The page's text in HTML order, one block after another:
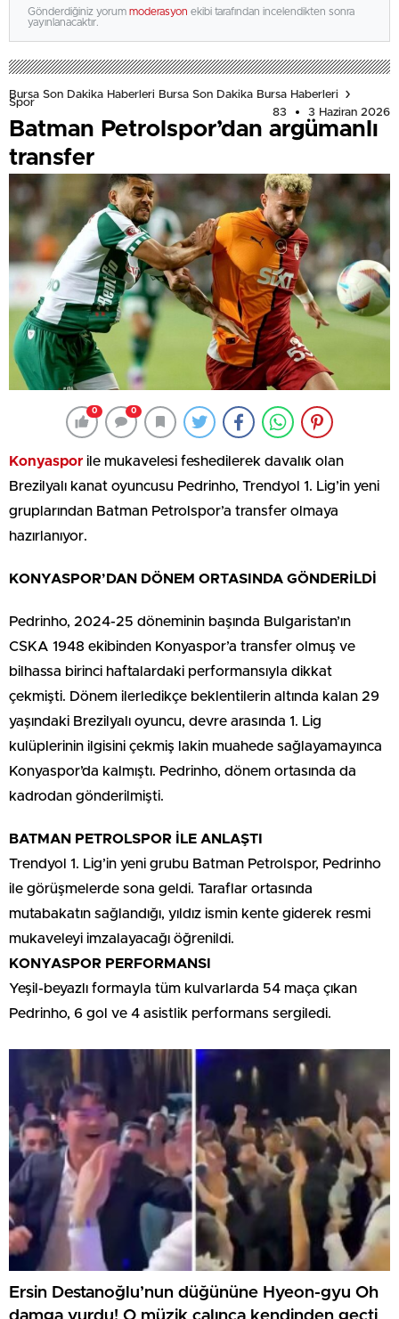
Gönderdiğiniz yorum moderasyon ekibi tarafından incelendikten sonra
yayınlanacaktır.
Bursa Son Dakika Haberleri Bursa Son Dakika Bursa Haberleri
Spor
83
3 Haziran 2026
Batman Petrolspor’dan argümanlı
transfer
0 0
Konyaspor ile mukavelesi feshedilerek davalık olan
Brezilyalı kanat oyuncusu Pedrinho, Trendyol 1. Lig’in yeni
gruplarından Batman Petrolspor’a transfer olmaya
hazırlanıyor.
KONYASPOR’DAN DÖNEM ORTASINDA GÖNDERİLDİ
Pedrinho, 2024-25 döneminin başında Bulgaristan’ın
CSKA 1948 ekibinden Konyaspor’a transfer olmuş ve
bilhassa birinci haftalardaki performansıyla dikkat
çekmişti. Dönem ilerledikçe beklentilerin altında kalan 29
yaşındaki Brezilyalı oyuncu, devre arasında 1. Lig
kulüplerinin ilgisini çekmiş lakin muahede sağlayamayınca
Konyaspor’da kalmıştı. Pedrinho, dönem ortasında da
kadrodan gönderilmişti.
BATMAN PETROLSPOR İLE ANLAŞTI
Trendyol 1. Lig’in yeni grubu Batman Petrolspor, Pedrinho
ile görüşmelerde sona geldi. Taraflar ortasında
mutabakatın sağlandığı, yıldız ismin kente giderek resmi
mukaveleyi imzalayacağı öğrenildi.
KONYASPOR PERFORMANSI
Yeşil-beyazlı formayla tüm kulvarlarda 54 maça çıkan
Pedrinho, 6 gol ve 4 asistlik performans sergiledi.
Ersin Destanoğlu’nun düğününe Hyeon-gyu Oh